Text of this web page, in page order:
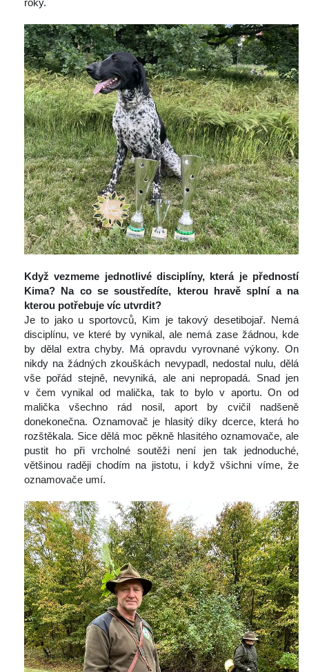
Když vezmeme jednotlivé disciplíny, která je předností
Kima? Na co se soustředíte, kterou hravě splní a na
kterou potřebuje víc utvrdit?
Je to jako u sportovců, Kim je takový desetibojař. Nemá
disciplínu, ve které by vynikal, ale nemá zase žádnou, kde
by dělal extra chyby. Má opravdu vyrovnané výkony. On
nikdy na žádných zkouškách nevypadl, nedostal nulu, dělá
vše pořád stejně, nevyniká, ale ani nepropadá. Snad jen
v čem vynikal od malička, tak to bylo v aportu. On od
malička všechno rád nosil, aport by cvičil nadšeně
donekonečna. Oznamovač je hlasitý díky dcerce, která ho
rozštěkala. Sice dělá moc pěkně hlasitého oznamovače, ale
pustit ho při vrcholné soutěži není jen tak jednoduché,
většinou raději chodím na jistotu, i když všichni víme, že
oznamovače umí.